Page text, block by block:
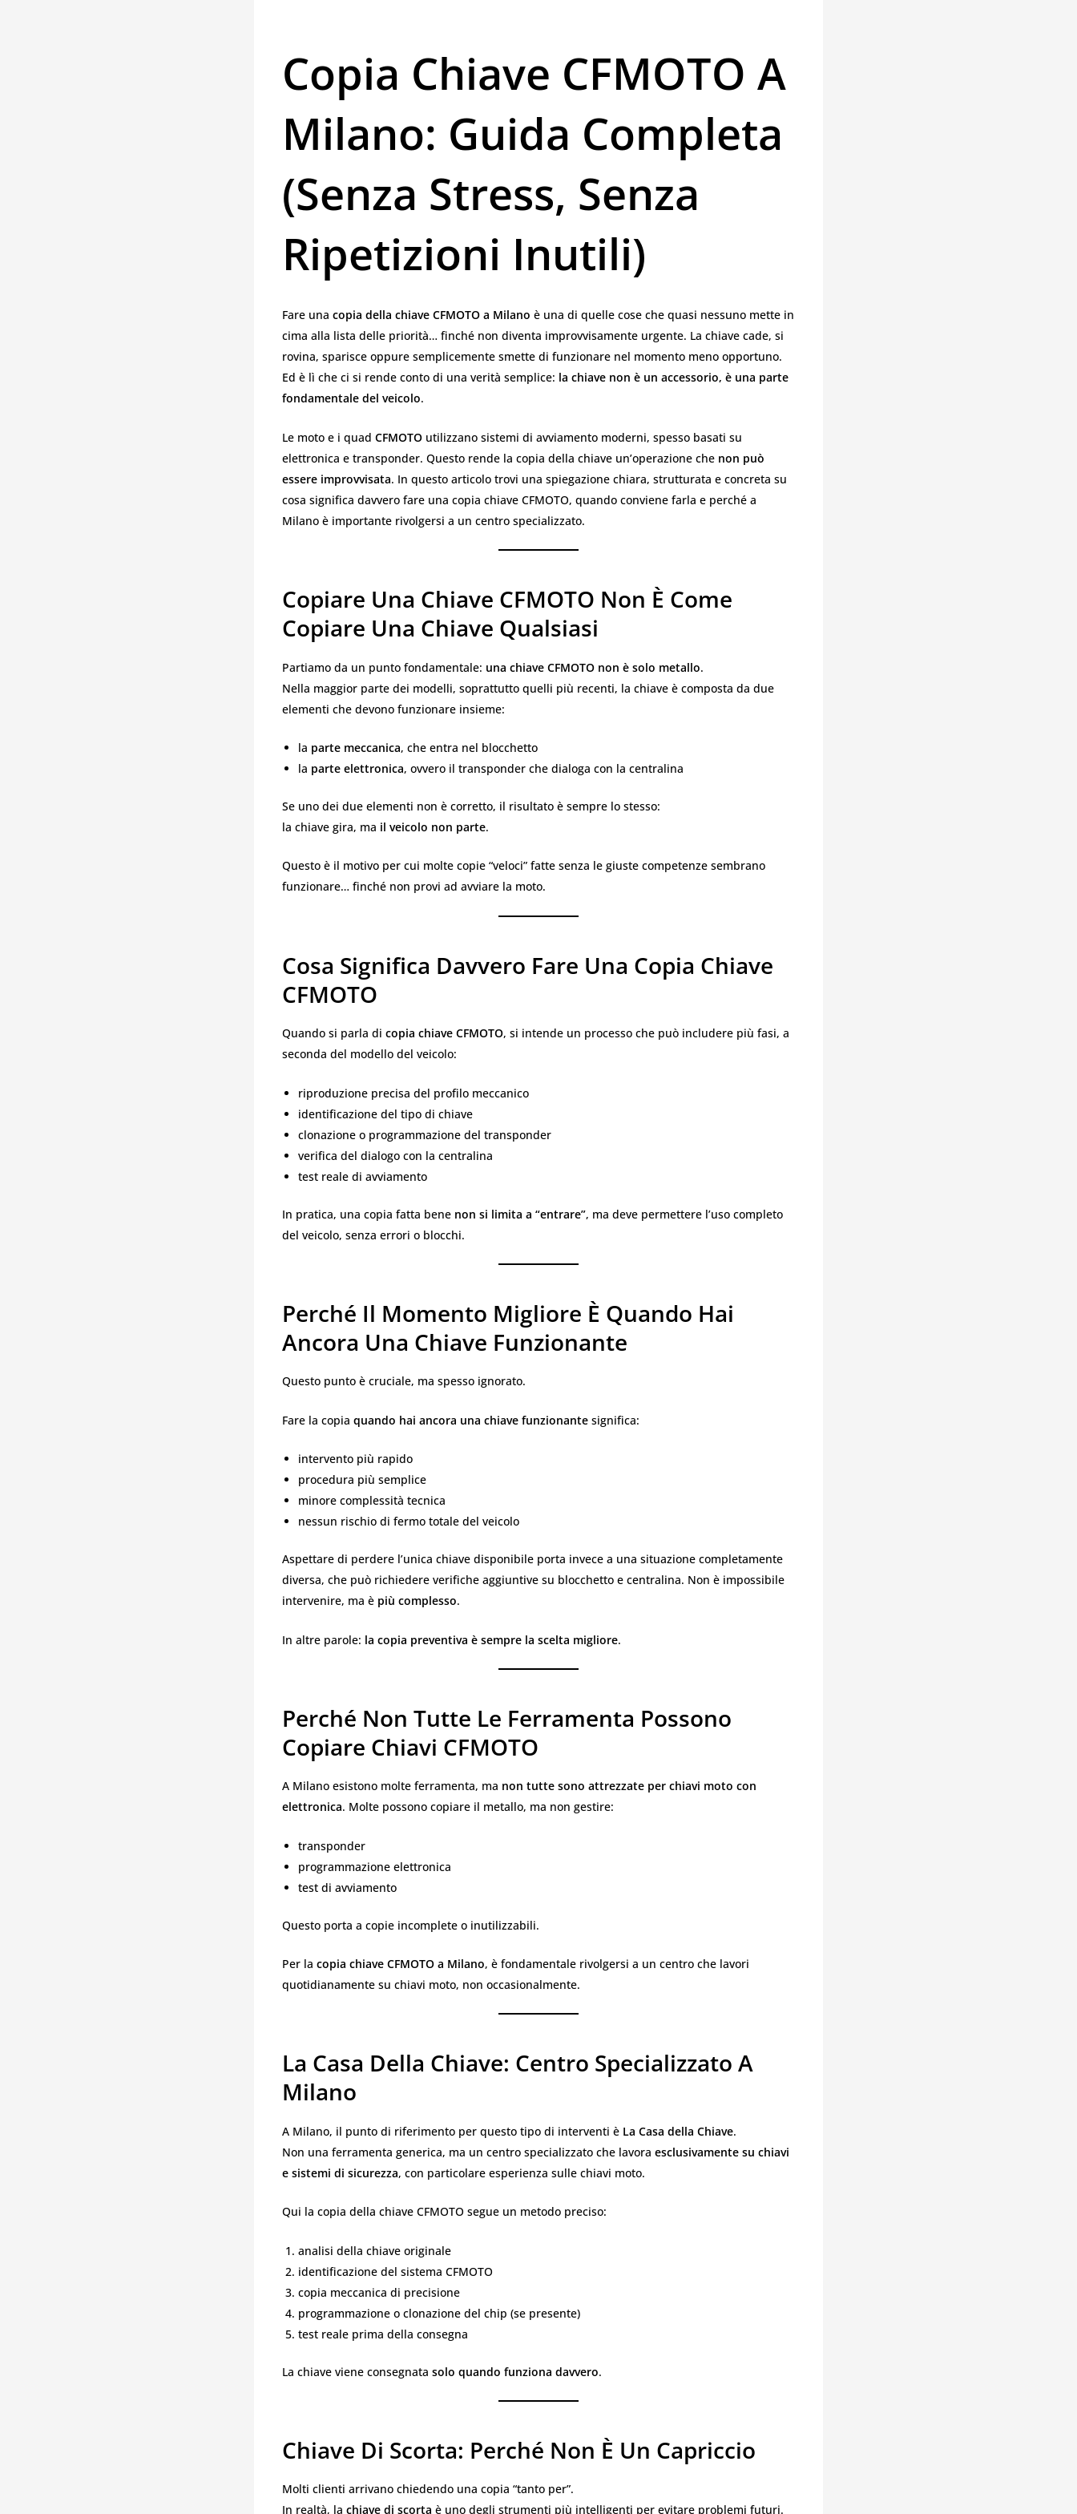
Copia Chiave CFMOTO A
Milano: Guida Completa
(senza Stress, Senza
Ripetizioni Inutili)
Fare una copia della chiave CFMOTO a Milano è una di quelle cose che quasi nessuno mette in
cima alla lista delle priorità… finché non diventa improvvisamente urgente. La chiave cade, si
rovina, sparisce oppure semplicemente smette di funzionare nel momento meno opportuno.
Ed è lì che ci si rende conto di una verità semplice: la chiave non è un accessorio, è una parte
fondamentale del veicolo.
Le moto e i quad CFMOTO utilizzano sistemi di avviamento moderni, spesso basati su
elettronica e transponder. Questo rende la copia della chiave un’operazione che non può
essere improvvisata. In questo articolo trovi una spiegazione chiara, strutturata e concreta su
cosa significa davvero fare una copia chiave CFMOTO, quando conviene farla e perché a
Milano è importante rivolgersi a un centro specializzato.
Copiare Una Chiave CFMOTO Non È Come
Copiare Una Chiave Qualsiasi
Partiamo da un punto fondamentale: una chiave CFMOTO non è solo metallo.
Nella maggior parte dei modelli, soprattutto quelli più recenti, la chiave è composta da due
elementi che devono funzionare insieme:
la parte meccanica, che entra nel blocchetto
la parte elettronica, ovvero il transponder che dialoga con la centralina
Se uno dei due elementi non è corretto, il risultato è sempre lo stesso:
la chiave gira, ma il veicolo non parte.
Questo è il motivo per cui molte copie “veloci” fatte senza le giuste competenze sembrano
funzionare… finché non provi ad avviare la moto.
Cosa Significa Davvero Fare Una Copia Chiave
CFMOTO
Quando si parla di copia chiave CFMOTO, si intende un processo che può includere più fasi, a
seconda del modello del veicolo:
riproduzione precisa del profilo meccanico
identificazione del tipo di chiave
clonazione o programmazione del transponder
verifica del dialogo con la centralina
test reale di avviamento
In pratica, una copia fatta bene non si limita a “entrare”, ma deve permettere l’uso completo
del veicolo, senza errori o blocchi.
Perché Il Momento Migliore È Quando Hai
Ancora Una Chiave Funzionante
Questo punto è cruciale, ma spesso ignorato.
Fare la copia quando hai ancora una chiave funzionante significa:
intervento più rapido
procedura più semplice
minore complessità tecnica
nessun rischio di fermo totale del veicolo
Aspettare di perdere l’unica chiave disponibile porta invece a una situazione completamente
diversa, che può richiedere verifiche aggiuntive su blocchetto e centralina. Non è impossibile
intervenire, ma è più complesso.
In altre parole: la copia preventiva è sempre la scelta migliore.
Perché Non Tutte Le Ferramenta Possono
Copiare Chiavi CFMOTO
A Milano esistono molte ferramenta, ma non tutte sono attrezzate per chiavi moto con
elettronica. Molte possono copiare il metallo, ma non gestire:
transponder
programmazione elettronica
test di avviamento
Questo porta a copie incomplete o inutilizzabili.
Per la copia chiave CFMOTO a Milano, è fondamentale rivolgersi a un centro che lavori
quotidianamente su chiavi moto, non occasionalmente.
La Casa Della Chiave: Centro Specializzato A
Milano
A Milano, il punto di riferimento per questo tipo di interventi è La Casa della Chiave.
Non una ferramenta generica, ma un centro specializzato che lavora esclusivamente su chiavi
e sistemi di sicurezza, con particolare esperienza sulle chiavi moto.
Qui la copia della chiave CFMOTO segue un metodo preciso:
analisi della chiave originale
identificazione del sistema CFMOTO
copia meccanica di precisione
programmazione o clonazione del chip (se presente)
test reale prima della consegna
La chiave viene consegnata solo quando funziona davvero.
Chiave Di Scorta: Perché Non È Un Capriccio
Molti clienti arrivano chiedendo una copia “tanto per”.
In realtà, la chiave di scorta è uno degli strumenti più intelligenti per evitare problemi futuri.